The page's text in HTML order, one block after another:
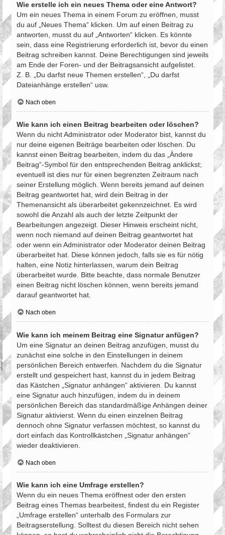
Wie erstelle ich ein neues Thema oder eine Antwort?
Um ein neues Thema in einem Forum zu eröffnen, musst
du auf „Neues Thema“ klicken. Um auf einen Beitrag zu
antworten, musst du auf „Antworten“ klicken. Es könnte
sein, dass eine Registrierung erforderlich ist, bevor du einen
Beitrag schreiben kannst. Deine Berechtigungen sind jeweils
am Ende der Foren- und der Beitragsansicht aufgelistet.
Z. B. „Du darfst neue Themen erstellen“, „Du darfst
Dateianhänge erstellen“ usw.
Nach oben
Wie kann ich einen Beitrag bearbeiten oder löschen?
Wenn du nicht Administrator oder Moderator bist, kannst du
nur deine eigenen Beiträge bearbeiten oder löschen. Du
kannst einen Beitrag bearbeiten, indem du das „Ändere
Beitrag“-Symbol für den entsprechenden Beitrag anklickst;
eventuell ist dies nur für einen begrenzten Zeitraum nach
seiner Erstellung möglich. Wenn bereits jemand auf deinen
Beitrag geantwortet hat, wird dein Beitrag in der
Themenansicht als überarbeitet gekennzeichnet. Es wird
sowohl die Anzahl als auch der letzte Zeitpunkt der
Bearbeitungen angezeigt. Dieser Hinweis erscheint nicht,
wenn noch niemand auf deinen Beitrag geantwortet hat
oder wenn ein Administrator oder Moderator deinen Beitrag
überarbeitet hat. Diese können jedoch, falls sie es für nötig
halten, eine Notiz hinterlassen, warum dein Beitrag
überarbeitet wurde. Bitte beachte, dass normale Benutzer
einen Beitrag nicht löschen können, wenn bereits jemand
darauf geantwortet hat.
Nach oben
Wie kann ich meinem Beitrag eine Signatur anfügen?
Um eine Signatur an deinen Beitrag anzufügen, musst du
zunächst eine solche in den Einstellungen in deinem
persönlichen Bereich entwerfen. Nachdem du die Signatur
erstellt und gespeichert hast, kannst du in jedem Beitrag
das Kästchen „Signatur anhängen“ aktivieren. Du kannst
eine Signatur auch hinzufügen, indem du in deinem
persönlichen Bereich das standardmäßige Anhängen deiner
Signatur aktivierst. Wenn du einen einzelnen Beitrag
dennoch ohne Signatur verfassen möchtest, so kannst du
dort einfach das Kontrollkästchen „Signatur anhängen“
wieder deaktivieren.
Nach oben
Wie kann ich eine Umfrage erstellen?
Wenn du ein neues Thema eröffnest oder den ersten
Beitrag eines Themas bearbeitest, findest du ein Register
„Umfrage erstellen“ unterhalb des Formulars zur
Beitragserstellung. Solltest du diesen Bereich nicht sehen